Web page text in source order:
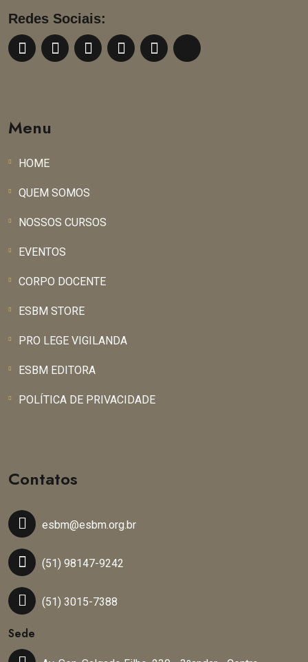
Redes Sociais:
Menu
HOME
QUEM SOMOS
NOSSOS CURSOS
EVENTOS
CORPO DOCENTE
ESBM STORE
PRO LEGE VIGILANDA
ESBM EDITORA
POLÍTICA DE PRIVACIDADE
Contatos
esbm@esbm.org.br
(51) 98147-9242
(51) 3015-7388
Sede